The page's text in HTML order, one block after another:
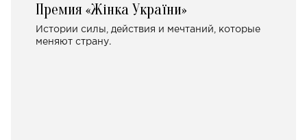
Премия «Жінка України»
Истории силы, действия и мечтаний, которые
меняют страну.